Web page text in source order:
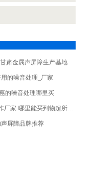
肃金属声屏障生产基地
的噪音处理_厂家
的噪音处理哪里买
哪里能买到物超所值的声屏障
屏障品牌推荐